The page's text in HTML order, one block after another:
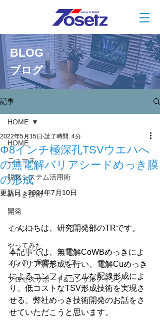
BLOG
ブログ
記事
HOME
ニュース
脱気システム活用術
めっき技術
開発
イベント
やってみた
メンテ・保守サービス
プロセスサポート&コンサルティング
HOME
Φ8インチ極深孔TSVウエハへ
の無電解バリアシードめっき膜
の形成
2022年5月15日 読了時間: 4分
更新日：2024年7月10日
こんにちは、研究開発部のTRです。
本記事では、無電解CoWBめっきによ
りバリア層形成を行い、電解Cuめっき
によるコンフォーマルな配線形成によ
り、低コストなTSV形成技術を実現さ
せる、弊社めっき技術開発のお話をさ
せていただこうと思います。